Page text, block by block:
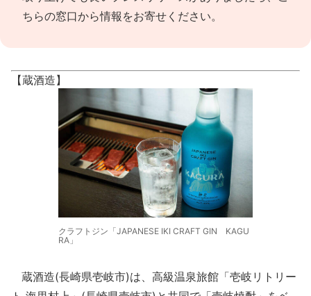
ちらの窓口から情報をお寄せください。
【蔵酒造】
クラフトジン「JAPANESE IKI CRAFT GIN KAGU
RA」
蔵酒造(長崎県壱岐市)は、高級温泉旅館「壱岐リトリー